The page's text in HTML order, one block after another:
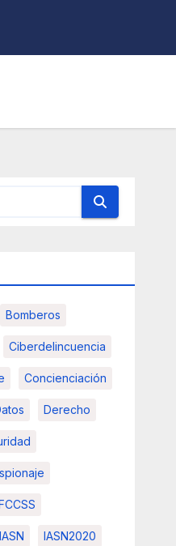
Bomberos
Ciberdelincuencia
Concienciación
Derecho
IASN IASN2020